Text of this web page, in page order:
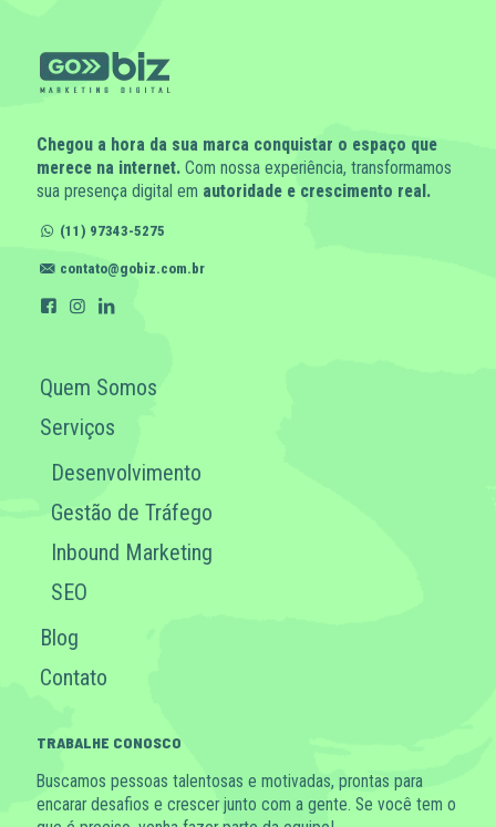
Chegou a hora da sua marca conquistar o espaço que
merece na internet. Com nossa experiência, transformamos
sua presença digital em autoridade e crescimento real.
(11) 97343-5275
contato@gobiz.com.br
Quem Somos
Serviços
Desenvolvimento
Gestão de Tráfego
Inbound Marketing
SEO
Blog
Contato
TRABALHE CONOSCO
Buscamos pessoas talentosas e motivadas, prontas para
encarar desafios e crescer junto com a gente. Se você tem o